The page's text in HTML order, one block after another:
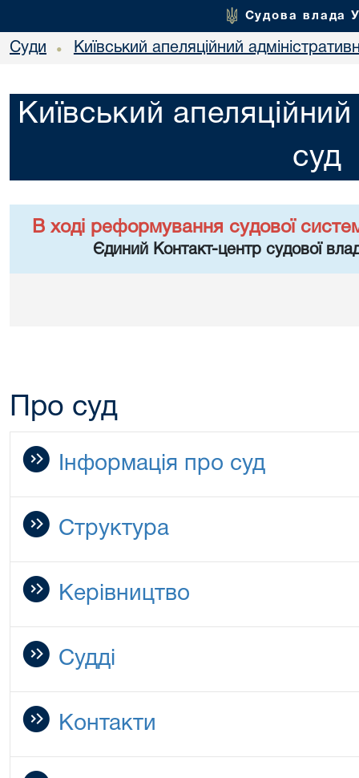
Судова влада
Суди • Київський апеляційний
Київський
суд
В ході реформування судової
Єдиний Контакт-центр судової
Про суд
Інформація про суд
Структура
Керівництво
Судді
Контакти